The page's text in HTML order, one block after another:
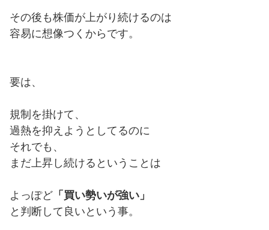
その後も株価が上がり続けるのは
容易に想像つくからです。
要は、
規制を掛けて、
過熱を抑えようとしてるのに
それでも、
まだ上昇し続けるということは
よっぽど 「買い勢いが強い」
と判断して良いという事。